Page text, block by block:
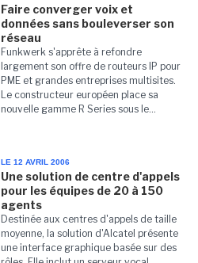
Faire converger voix et
données sans bouleverser son
réseau
Funkwerk s'apprête à refondre
largement son offre de routeurs IP pour
PME et grandes entreprises multisites.
Le constructeur européen place sa
nouvelle gamme R Series sous le...
LE 12 AVRIL 2006
Une solution de centre d'appels
pour les équipes de 20 à 150
agents
Destinée aux centres d'appels de taille
moyenne, la solution d'Alcatel présente
une interface graphique basée sur des